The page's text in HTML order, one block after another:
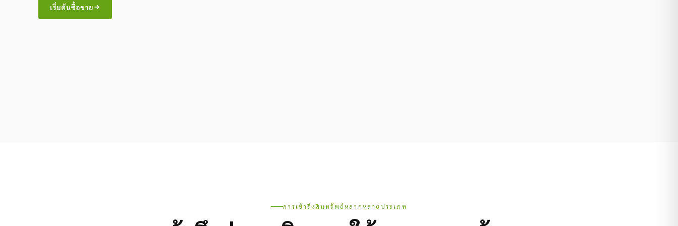
เริ่มต้นซื้อขาย
การเข้าถึงสินทรัพย์หลากหลายประเภท